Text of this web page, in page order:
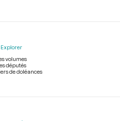
Explorer
volumes
députés
de doléances